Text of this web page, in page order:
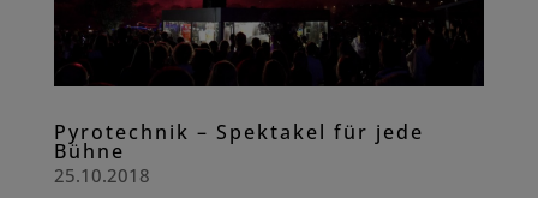
Pyrotechnik – Spektakel für jede
Bühne
25.10.2018